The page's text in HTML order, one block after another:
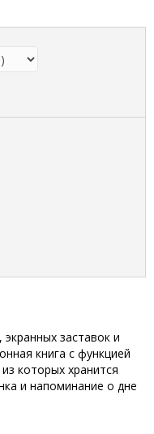
заставок и
книга с функцией
которых хранится
и напоминание о дне